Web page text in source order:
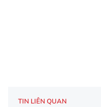
TIN LIÊN QUAN